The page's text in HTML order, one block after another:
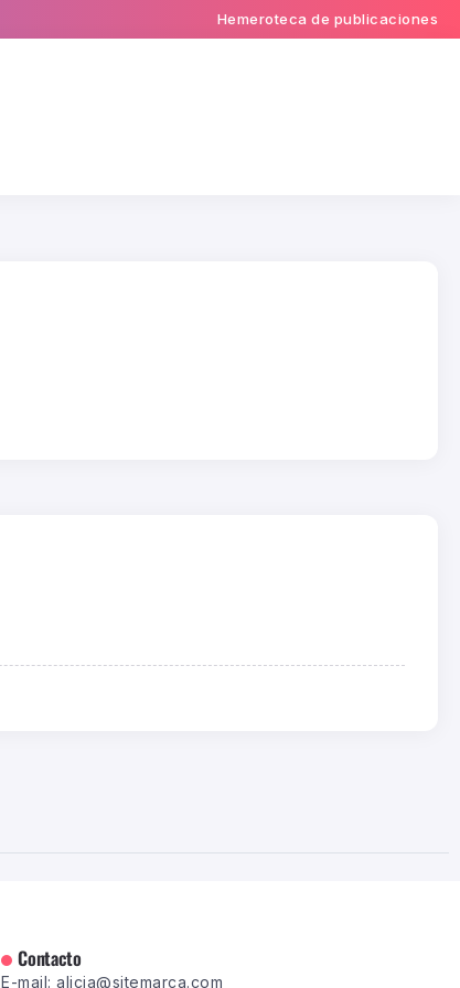
Hemeroteca de publicaciones
Contacto
E-mail: alicia@sitemarca.com